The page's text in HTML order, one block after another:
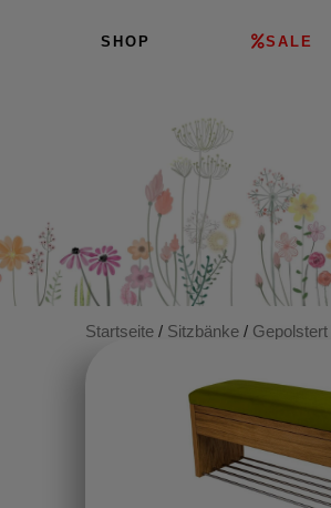
SHOP SALE
Startseite / Sitzbänke / Gepolstert